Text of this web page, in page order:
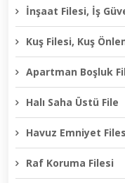
İnşaat Filesi, İş
Kuş Filesi, Kuş
Apartman Boşluk
Halı Saha Üstü File
Havuz Emniyet
Raf Koruma Filesi